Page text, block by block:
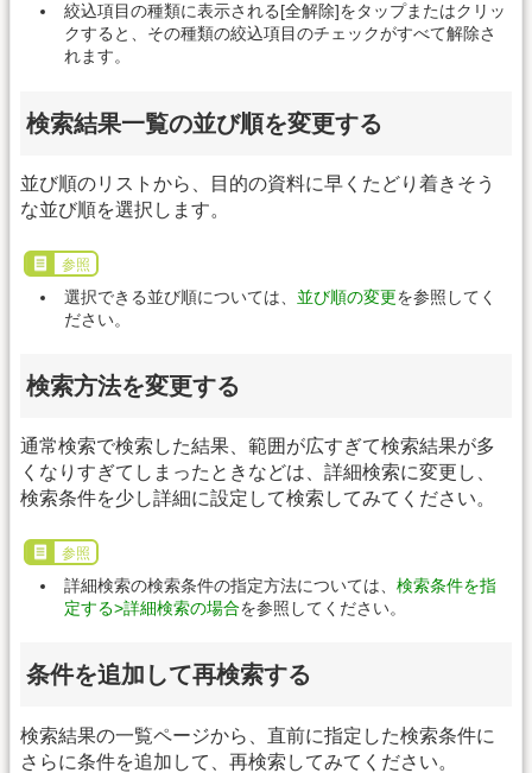
絞込項目の種類に表示される[全解除]をタップまたはクリッ
クすると、その種類の絞込項目のチェックがすべて解除さ
れます。
検索結果一覧の並び順を変更する
並び順のリストから、目的の資料に早くたどり着きそう
な並び順を選択します。
参照
選択できる並び順については、 並び順の変更を参照してく
ださい。
検索方法を変更する
通常検索で検索した結果、範囲が広すぎて検索結果が多
くなりすぎてしまったときなどは、詳細検索に変更し、
検索条件を少し詳細に設定して検索してみてください。
参照
詳細検索の検索条件の指定方法については、 検索条件を指
定する>詳細検索の場合を参照してください。
条件を追加して再検索する
検索結果の一覧ページから、直前に指定した検索条件に
さらに条件を追加して、再検索してみてください。